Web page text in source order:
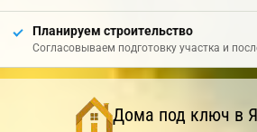
Планируем строительство
Согласовываем подготовку участка и
Дома под ключ в